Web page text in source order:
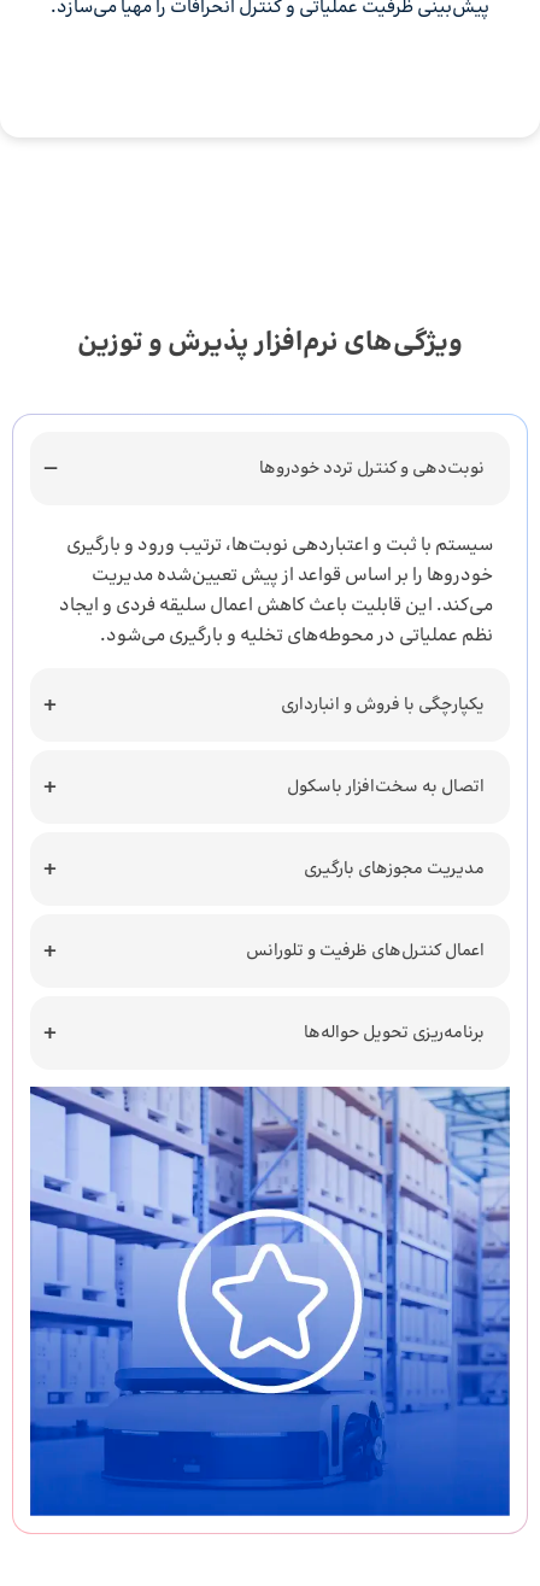
پیش‌بینی ظرفیت عملیاتی و کنترل انحرافات را مهیا می‌سازد.
ویژگی‌های نرم‌افزار پذیرش و توزین
نوبت‌دهی و کنترل تردد خودروها
سیستم با ثبت و اعتباردهی نوبت‌ها، ترتیب ورود و بارگیری
خودروها را بر اساس قواعد از پیش تعیین‌شده مدیریت
می‌کند. این قابلیت باعث کاهش اعمال سلیقه فردی و ایجاد
نظم عملیاتی در محوطه‌های تخلیه و بارگیری می‌شود.
یکپارچگی با فروش و انبارداری
اتصال به سخت‌افزار باسکول
مدیریت مجوزهای بارگیری
اعمال کنترل‌های ظرفیت و تلورانس
برنامه‌ریزی تحویل حواله‌ها